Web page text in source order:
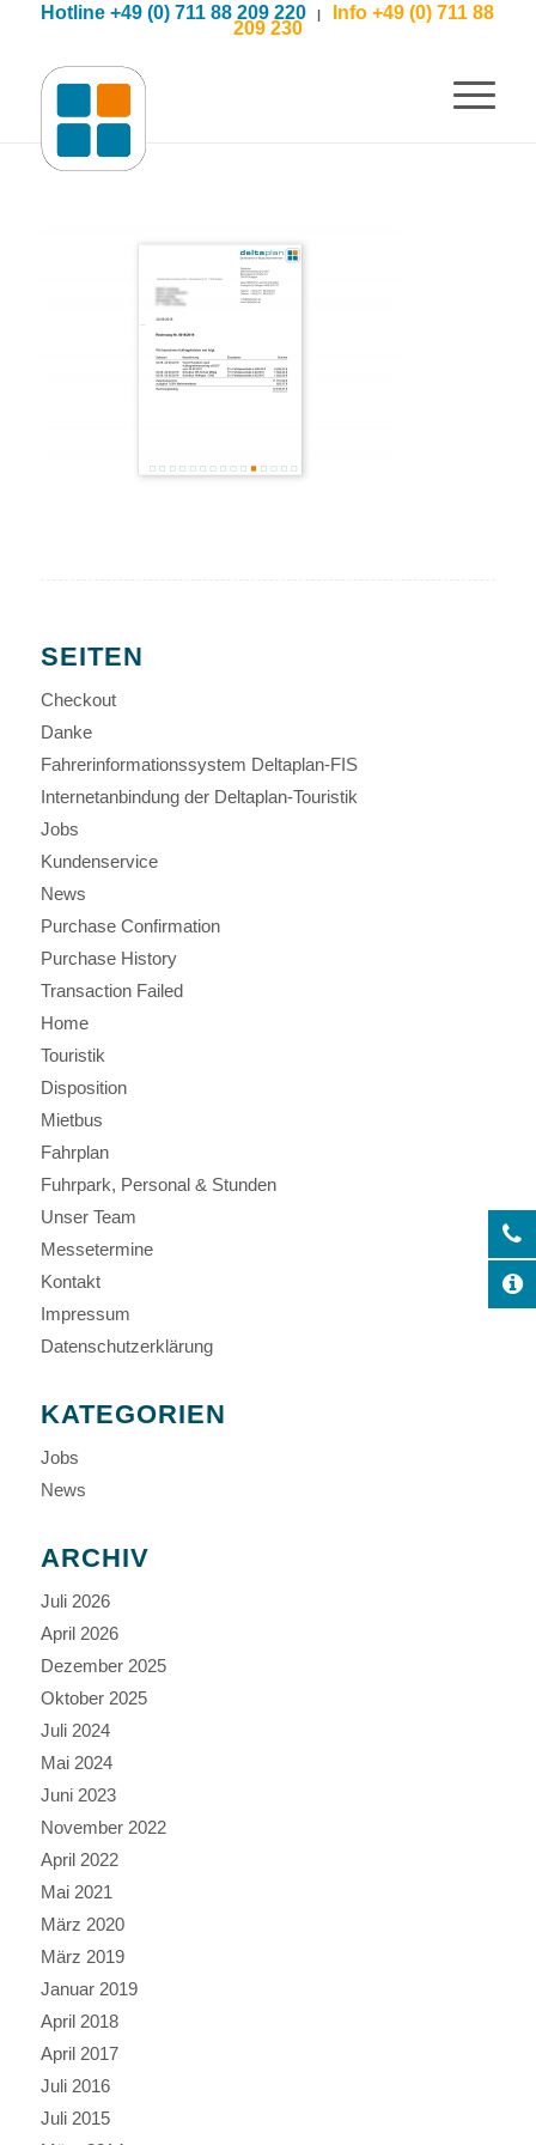
Hotline +49 (0) 711 88 209 220 | Info +49 (0) 711 88
209 230
SEITEN
Checkout
Danke
Fahrerinformationssystem Deltaplan-FIS
Internetanbindung der Deltaplan-Touristik
Jobs
Kundenservice
News
Purchase Confirmation
Purchase History
Transaction Failed
Home
Touristik
Disposition
Mietbus
Fahrplan
Fuhrpark, Personal & Stunden
Unser Team
Messetermine
Kontakt
Impressum
Datenschutzerklärung
KATEGORIEN
Jobs
News
ARCHIV
Juli 2026
April 2026
Dezember 2025
Oktober 2025
Juli 2024
Mai 2024
Juni 2023
November 2022
April 2022
Mai 2021
März 2020
März 2019
Januar 2019
April 2018
April 2017
Juli 2016
Juli 2015